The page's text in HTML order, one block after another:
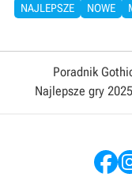
NAJLEPSZE NOWE
Poradnik
Najlepsze gry